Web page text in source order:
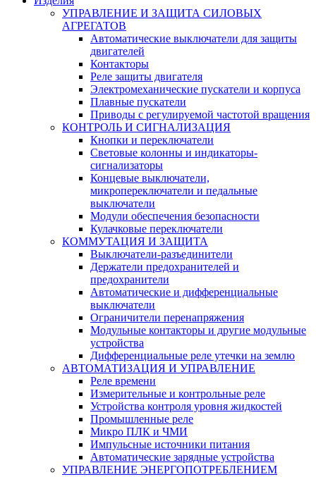
УПРАВЛЕНИЕ И ЗАЩИТА СИЛОВЫХ
АГРЕГАТОВ
Автоматические выключатели для защиты
двигателей
Контакторы
Реле защиты двигателя
Электромеханические пускатели и корпуса
Плавные пускатели
Приводы с регулируемой частотой вращения
КОНТРОЛЬ И СИГНАЛИЗАЦИЯ
Кнопки и переключатели
Световые колонны и индикаторы-
сигнализаторы
Концевые выключатели,
микропереключатели и педальные
выключатели
Модули обеспечения безопасности
Кулачковые переключатели
КОММУТАЦИЯ И ЗАЩИТА
Выключатели-разъединители
Держатели предохранителей и
предохранители
Автоматические и дифференциальные
выключатели
Ограничители перенапряжения
Модульные контакторы и другие модульные
устройства
Дифференциальные реле утечки на землю
АВТОМАТИЗАЦИЯ И УПРАВЛЕНИЕ
Реле времени
Измерительные и контрольные реле
Устройства контроля уровня жидкостей
Промышленные реле
Микро ПЛК и ЧМИ
Импульсные источники питания
Автоматические зарядные устройства
УПРАВЛЕНИЕ ЭНЕРГОПОТРЕБЛЕНИЕМ